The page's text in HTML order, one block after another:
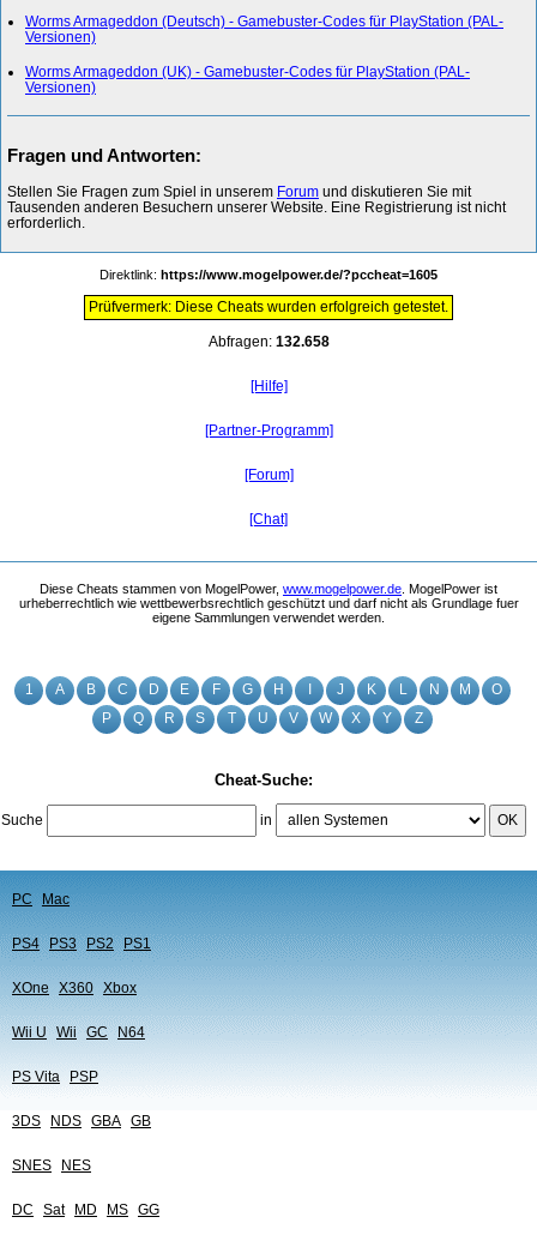
1 A B C D E F G H J K L N M
O
P
Q R S T U V W X Y Z
Cheat-Suche:
Suche in OK
PC Mac
PS4 PS3 PS2 PS1
XOne X360 Xbox
Wii U Wii GC N64
PS Vita PSP
3DS NDS GBA GB
SNES NES
DC Sat MD MS GG
Worms Armageddon (Deutsch) - Gamebuster-Codes für PlayStation (PAL-
Versionen)
Worms Armageddon (UK) - Gamebuster-Codes für PlayStation (PAL-
Versionen)
Fragen und Antworten:
Stellen Sie Fragen zum Spiel in unserem Forum und diskutieren Sie mit
Tausenden anderen Besuchern unserer Website. Eine Registrierung ist nicht
erforderlich.
Direktlink: https://www.mogelpower.de/?pccheat=1605
Prüfvermerk: Diese Cheats wurden erfolgreich getestet.
Abfragen: 132.658
[Hilfe]
[Partner-Programm]
[Forum]
[Chat]
Diese Cheats stammen von MogelPower, www.mogelpower.de . MogelPower ist
urheberrechtlich wie wettbewerbsrechtlich geschützt und darf nicht als Grundlage fuer
eigene Sammlungen verwendet werden.